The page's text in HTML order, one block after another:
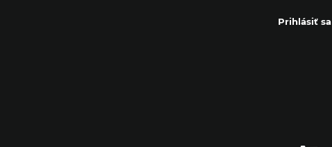
Prihlásiť sa